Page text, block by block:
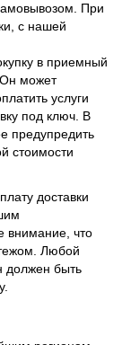
При
с нашей
в приемный
может
услуги
под ключ. В
предупредить
стоимости
доставки
внимание, что
Любой
должен быть